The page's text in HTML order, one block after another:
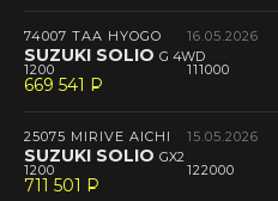
74007 TAA HYOGO 16.05.2026
SUZUKI SOLIO G 4WD
1200 111000
669 541 P
--
25075 MIRIVE AICHI 15.05.2026
SUZUKI SOLIO GX2
1200 122000
711 501 P
--